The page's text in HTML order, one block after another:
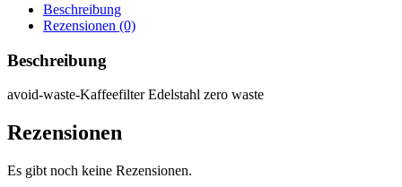
Beschreibung
Rezensionen (0)
Beschreibung
avoid-waste-Kaffeefilter Edelstahl zero waste
Rezensionen
Es gibt noch keine Rezensionen.